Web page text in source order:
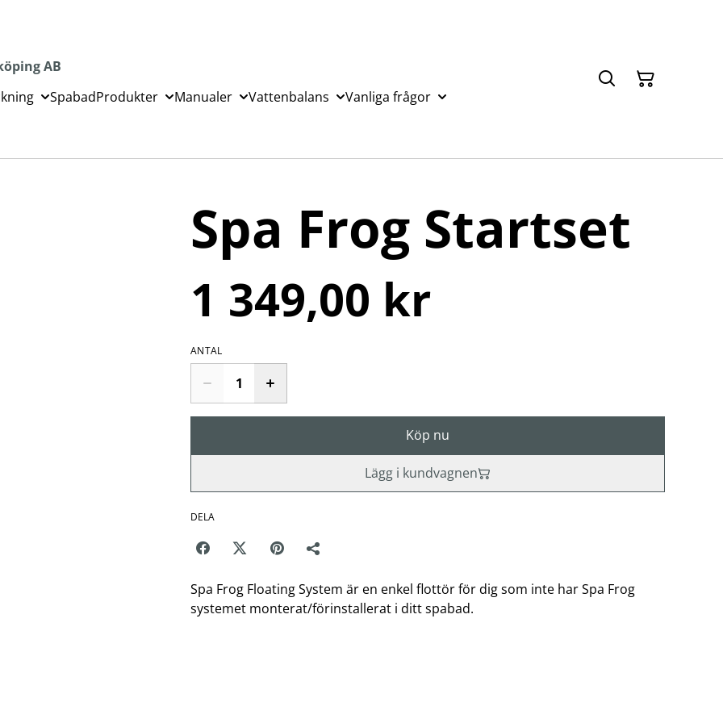
AB
SpabadProdukter Manualer Vattenbalans Vanliga frågor
Spa Frog Startset
1 349,00 kr
ANTAL
Köp nu
Lägg i kundvagnen
DELA
Spa Frog Floating System är en enkel flottör för dig som inte har Spa Frog
systemet monterat/förinstallerat i ditt spabad.